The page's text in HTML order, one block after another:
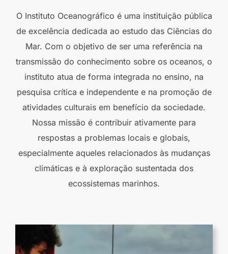
O Instituto Oceanográfico é uma instituição pública
de excelência dedicada ao estudo das Ciências do
Mar. Com o objetivo de ser uma referência na
transmissão do conhecimento sobre os oceanos, o
instituto atua de forma integrada no ensino, na
pesquisa crítica e independente e na promoção de
atividades culturais em benefício da sociedade.
Nossa missão é contribuir ativamente para
respostas a problemas locais e globais,
especialmente aqueles relacionados às mudanças
climáticas e à exploração sustentada dos
ecossistemas marinhos.